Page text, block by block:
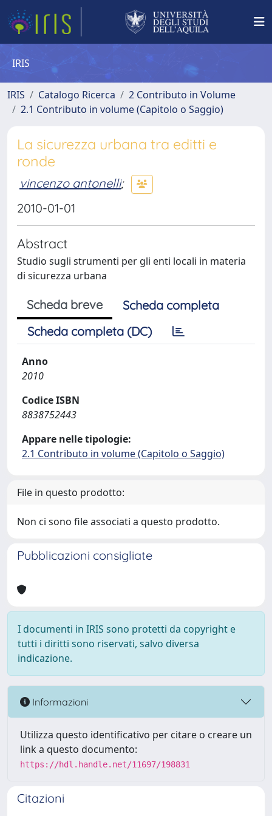
IRIS
IRIS Catalogo Ricerca
2 Contributo in Volume
2.1 Contributo in volume (Capitolo o Saggio)
La sicurezza urbana tra editti e
ronde
vincenzo antonelli;
2010-01-01
Abstract
Studio sugli strumenti per gli enti locali in materia
di sicurezza urbana
Scheda breve
Scheda completa
Scheda completa (DC)
Anno
2010
Codice ISBN
8838752443
Appare nelle tipologie:
2.1 Contributo in volume (Capitolo o Saggio)
File in questo prodotto:
Non ci sono file associati a questo prodotto.
Pubblicazioni consigliate
I documenti in IRIS sono protetti da copyright e
tutti i diritti sono riservati, salvo diversa
indicazione.
Informazioni
Utilizza questo identificativo per citare o creare un
link a questo documento:
https://hdl.handle.net/11697/198831
Citazioni